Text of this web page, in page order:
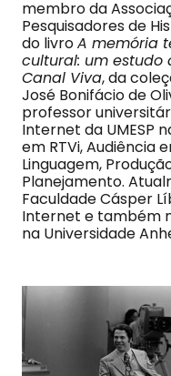
membro da
Pesquisadores de
do livroA memória
cultural: um estudo
Canal Viva, da
José Bonifácio de
professor
Internet da UMESP
em RTVi, Audiência
Linguagem,
Planejamento.
Faculdade Cásper
Internet e também
na Universidade